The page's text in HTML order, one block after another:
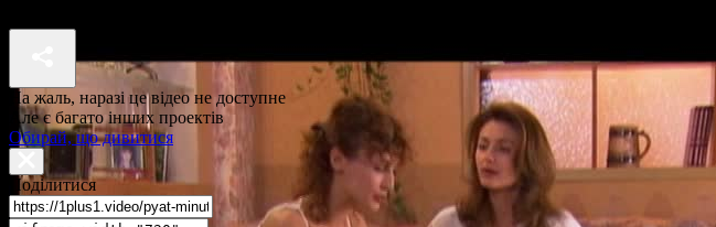
На жаль, наразі це відео не доступне
Але є багато інших проектів
Обирай, що дивитися
Поділитися